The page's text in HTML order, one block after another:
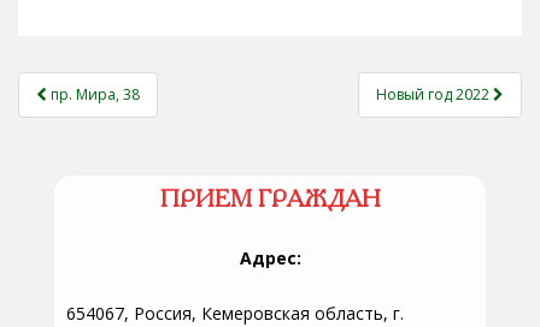
НАВИГАЦИЯ
пр. Мира, 38 Новый год 2022
ПРИЕМ ГРАЖДАН
Адрес:
654067, Россия, Кемеровская область, г.